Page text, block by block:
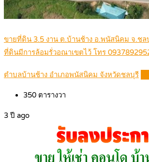
ขายที่ดิน 3.5 งาน ต.บ้านช้าง อ.พนัสนิคม จ.ชล
ที่ดินมีการล้อมรั่วอณาเขตไว้ โทร
ตำบลบ้านช้าง อำเภอพนัสนิคม จังหวัดชลบุรี
350 ตารางวา
3 ปี ago